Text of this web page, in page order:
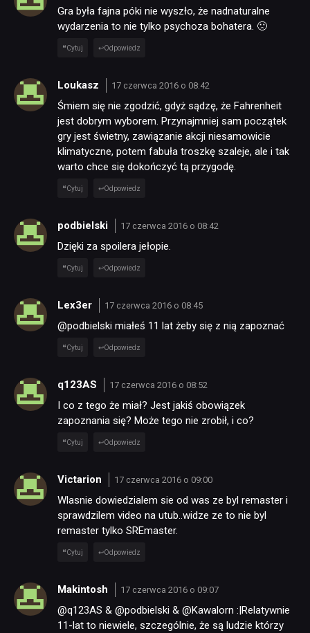
Gra była fajna póki nie wyszło, że nadnaturalne
wydarzenia to nie tylko psychoza bohatera. 🙁
Cytuj Odpowiedz
Loukasz 17 czerwca 2016 o 08:42
Śmiem się nie zgodzić, gdyż sądzę, że Fahrenheit
jest dobrym wyborem. Przynajmniej sam początek
gry jest świetny, zawiązanie akcji niesamowicie
klimatyczne, potem fabuła troszkę szaleje, ale i tak
warto chce się dokończyć tą przygodę.
Cytuj Odpowiedz
podbielski 17 czerwca 2016 o 08:42
Dzięki za spoilera jełopie.
Cytuj Odpowiedz
Lex3er 17 czerwca 2016 o 08:45
@podbielski miałeś 11 lat żeby się z nią zapoznać
Cytuj Odpowiedz
q123AS 17 czerwca 2016 o 08:52
I co z tego że miał? Jest jakiś obowiązek
zapoznania się? Może tego nie zrobił, i co?
Cytuj Odpowiedz
Victarion 17 czerwca 2016 o 09:00
Wlasnie dowiedzialem sie od was ze byl remaster i
sprawdzilem video na utub..widze ze to nie byl
remaster tylko SREmaster.
Cytuj Odpowiedz
Makintosh 17 czerwca 2016 o 09:07
@q123AS & @podbielski & @Kawalorn :|Relatywnie
11-lat to niewiele, szczególnie, że są ludzie którzy